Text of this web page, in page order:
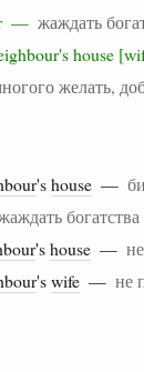
— жаждать
house
желать,
'shouse —
'shouse —
'swife — не